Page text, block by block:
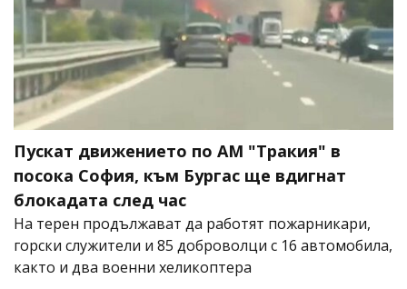
Пускат движението по АМ "Тракия" в
посока София, към Бургас ще вдигнат
блокадата след час
На терен продължават да работят пожарникари,
горски служители и 85 доброволци с 16 автомобила,
както и два военни хеликоптера